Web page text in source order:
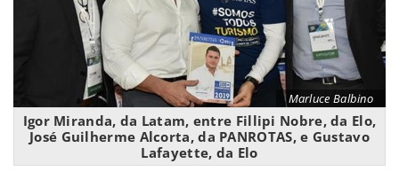
Marluce Balbino
Igor Miranda, da Latam, entre Fillipi Nobre, da Elo,
José Guilherme Alcorta, da PANROTAS, e Gustavo
Lafayette, da Elo